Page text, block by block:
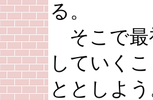
る。
そこで最
していく
ととしよう